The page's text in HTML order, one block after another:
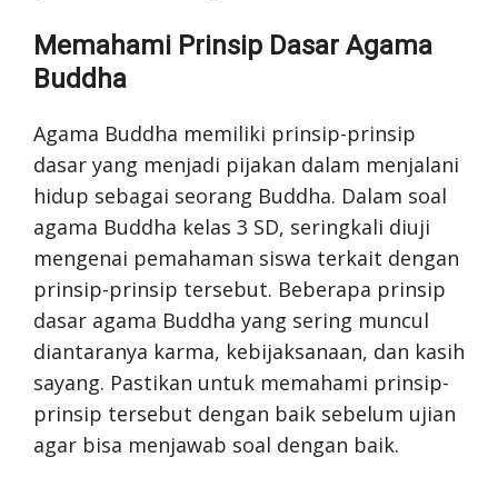
Memahami Prinsip Dasar Agama
Buddha
Agama Buddha memiliki prinsip-prinsip
dasar yang menjadi pijakan dalam menjalani
hidup sebagai seorang Buddha. Dalam soal
agama Buddha kelas 3 SD, seringkali diuji
mengenai pemahaman siswa terkait dengan
prinsip-prinsip tersebut. Beberapa prinsip
dasar agama Buddha yang sering muncul
diantaranya karma, kebijaksanaan, dan kasih
sayang. Pastikan untuk memahami prinsip-
prinsip tersebut dengan baik sebelum ujian
agar bisa menjawab soal dengan baik.